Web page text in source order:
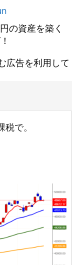
の資産を築く
広告を利用して
で。